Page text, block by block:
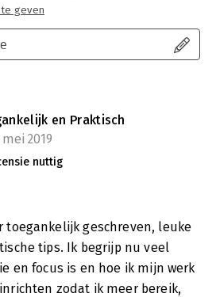
geven
en Praktisch
2019
nuttig
toegankelijk geschreven, leuke
tips. Ik begrijp nu veel
en focus is en hoe ik mijn werk
zodat ik meer bereik,